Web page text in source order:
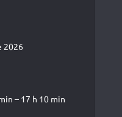
2026
– 17 h 10 min